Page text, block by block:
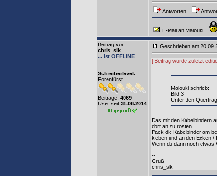
Antworten
E-Mail an Malouki
Beitrag von:
chris_slk
... ist OFFLINE
Schreiberlevel:
Forenfürst
Beiträge: 4069
User seit 31.08.2014
Geschrieben am
[ Beitrag wurde zuletzt
Malouki schrieb:
Bild 3
Unter den
Das mit den Kabelbindern
dort an zu rosten...
Pack die Kabelbinder am
kleben und an den Ecken /
Wenn du dann noch
--
Gruß
chris_slk